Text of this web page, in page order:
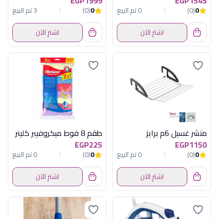
0
(0)
0 تم البيع
اشترِ الآن
0
(0)
3 تم البيع
اشترِ الآن
منشر غسيل 6م برايز
EGP1150
0
(0)
0 تم البيع
اشترِ الآن
طقم 8 فوط ميكروفيبر كلينر
EGP225
0
(0)
0 تم البيع
اشترِ الآن